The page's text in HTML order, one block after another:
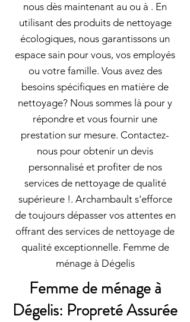
nous dès maintenant au ou à . En
utilisant des produits de nettoyage
écologiques, nous garantissons un
espace sain pour vous, vos employés
ou votre famille. Vous avez des
besoins spécifiques en matière de
nettoyage? Nous sommes là pour y
répondre et vous fournir une
prestation sur mesure. Contactez-
nous pour obtenir un devis
personnalisé et profiter de nos
services de nettoyage de qualité
supérieure !. Archambault s'efforce
de toujours dépasser vos attentes en
offrant des services de nettoyage de
qualité exceptionnelle. Femme de
ménage à Dégelis
Femme de ménage à
Dégelis: Propreté Assurée